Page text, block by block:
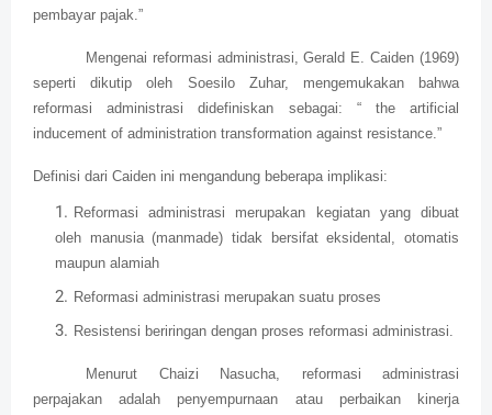
pembayar pajak.”
Mengenai reformasi administrasi, Gerald E. Caiden (1969)
seperti dikutip oleh Soesilo Zuhar, mengemukakan bahwa
reformasi administrasi didefiniskan sebagai: “ the artificial
inducement of administration transformation against resistance.”
Definisi dari Caiden ini mengandung beberapa implikasi:
Reformasi administrasi merupakan kegiatan yang dibuat
oleh manusia (manmade) tidak bersifat eksidental, otomatis
maupun alamiah
Reformasi administrasi merupakan suatu proses
Resistensi beriringan dengan proses reformasi administrasi.
Menurut Chaizi Nasucha, reformasi administrasi
perpajakan adalah penyempurnaan atau perbaikan kinerja